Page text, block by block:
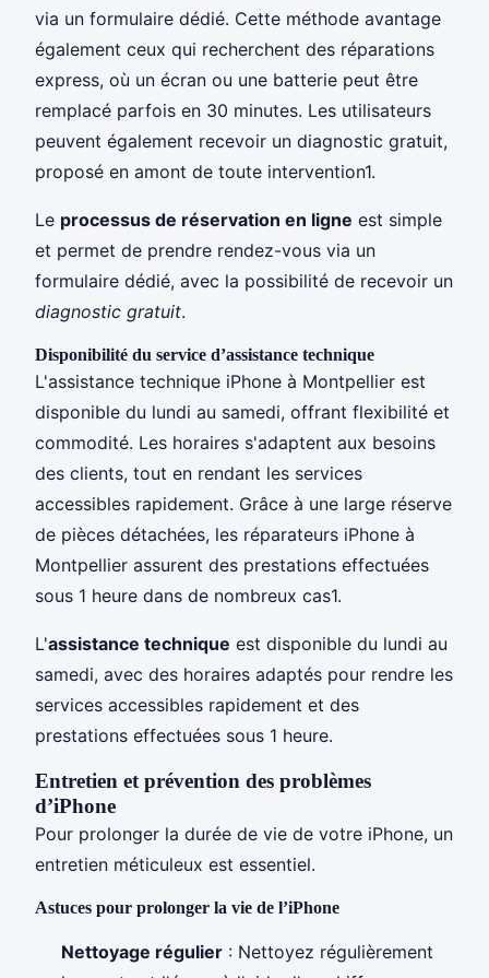
via un formulaire dédié. Cette méthode avantage
également ceux qui recherchent des réparations
express, où un écran ou une batterie peut être
remplacé parfois en 30 minutes. Les utilisateurs
peuvent également recevoir un diagnostic gratuit,
proposé en amont de toute intervention1.
Le processus de réservation en ligne est simple
et permet de prendre rendez-vous via un
formulaire dédié, avec la possibilité de recevoir un
diagnostic gratuit.
Disponibilité du service d’assistance technique
L'assistance technique iPhone à Montpellier est
disponible du lundi au samedi, offrant flexibilité et
commodité. Les horaires s'adaptent aux besoins
des clients, tout en rendant les services
accessibles rapidement. Grâce à une large réserve
de pièces détachées, les réparateurs iPhone à
Montpellier assurent des prestations effectuées
sous 1 heure dans de nombreux cas1.
L'assistance technique est disponible du lundi au
samedi, avec des horaires adaptés pour rendre les
services accessibles rapidement et des
prestations effectuées sous 1 heure.
Entretien et prévention des problèmes
d’iPhone
Pour prolonger la durée de vie de votre iPhone, un
entretien méticuleux est essentiel.
Astuces pour prolonger la vie de l’iPhone
Nettoyage régulier : Nettoyez régulièrement